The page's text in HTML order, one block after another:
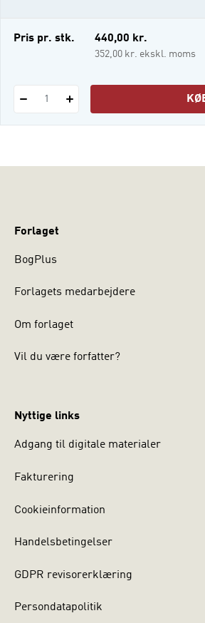
i-bog
Pris pr. stk. 440,00 kr.
352,00 kr. ekskl. moms
1
Forlaget
BogPlus
Forlagets medarbejdere
Om forlaget
Vil du være forfatter?
Nyttige links
Adgang til digitale materialer
Fakturering
Cookieinformation
Handelsbetingelser
GDPR revisorerklæring
Persondatapolitik